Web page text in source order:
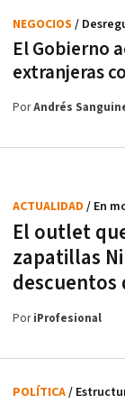
El Gobierno
extranjeras
NEGOCIOS /
PorAndrés
El outlet
zapatillas
descuentos
ACTUALIDAD / En
PoriProfesional
POLÍTICA/